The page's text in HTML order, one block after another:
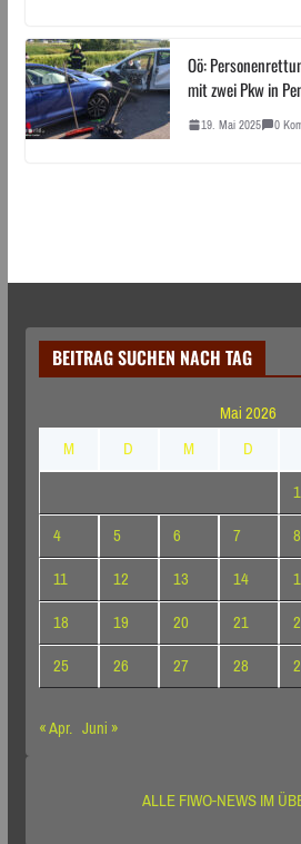
Oö:
mit zwei Pkw in
19. Mai 2025 0
BEITRAG SUCHEN NACH TAG
Mai 2026
M
D M D
1
4
5 6 7 8
11
12 13 14
18
19 20 21
25
26 27 28
« Apr. Juni »
ALLE FIWO-NEWS IM